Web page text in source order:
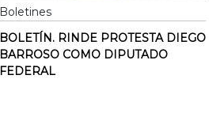
Boletines
BOLETÍN. RINDE PROTESTA DIEGO
BARROSO COMO DIPUTADO
FEDERAL